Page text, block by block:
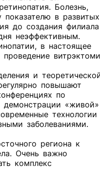
Болезнь,
в развитых
до создания филиала
неэффективным.
в настоящее
и
повышают
по
демонстрации «живой»
технологии
заболеваниями.
региона к
Очень важно
комплекс